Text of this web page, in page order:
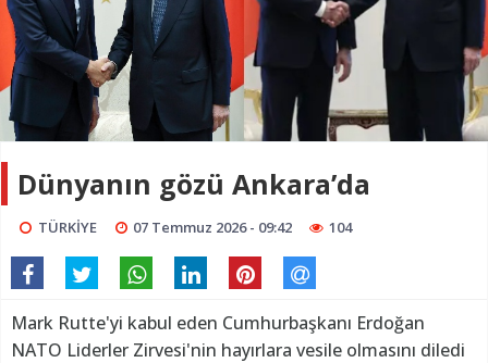
Dünyanın gözü Ankara’da
TÜRKİYE 07 Temmuz 2026 - 09:42 104
Mark Rutte'yi kabul eden Cumhurbaşkanı Erdoğan
NATO Liderler Zirvesi'nin hayırlara vesile olmasını diledi